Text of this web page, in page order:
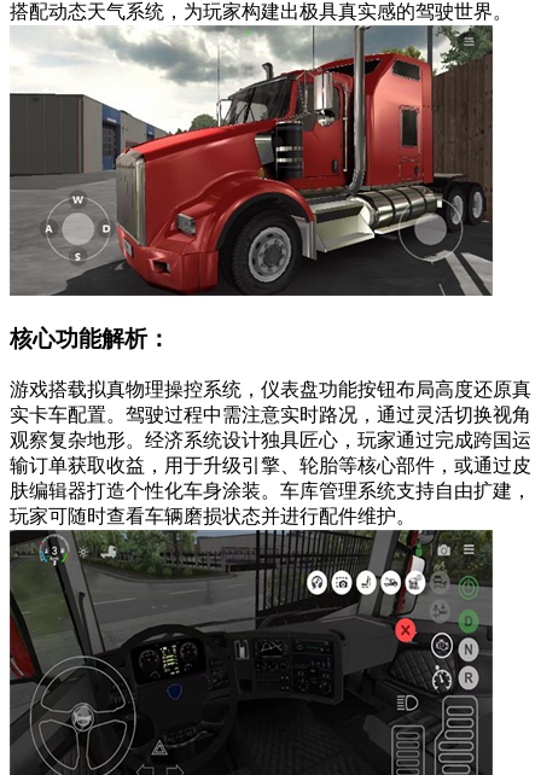
搭配动态天气系统，为玩家构建出极具真实感的驾驶世界。
核心功能解析：
游戏搭载拟真物理操控系统，仪表盘功能按钮布局高度还原真
实卡车配置。驾驶过程中需注意实时路况，通过灵活切换视角
观察复杂地形。经济系统设计独具匠心，玩家通过完成跨国运
输订单获取收益，用于升级引擎、轮胎等核心部件，或通过皮
肤编辑器打造个性化车身涂装。车库管理系统支持自由扩建，
玩家可随时查看车辆磨损状态并进行配件维护。